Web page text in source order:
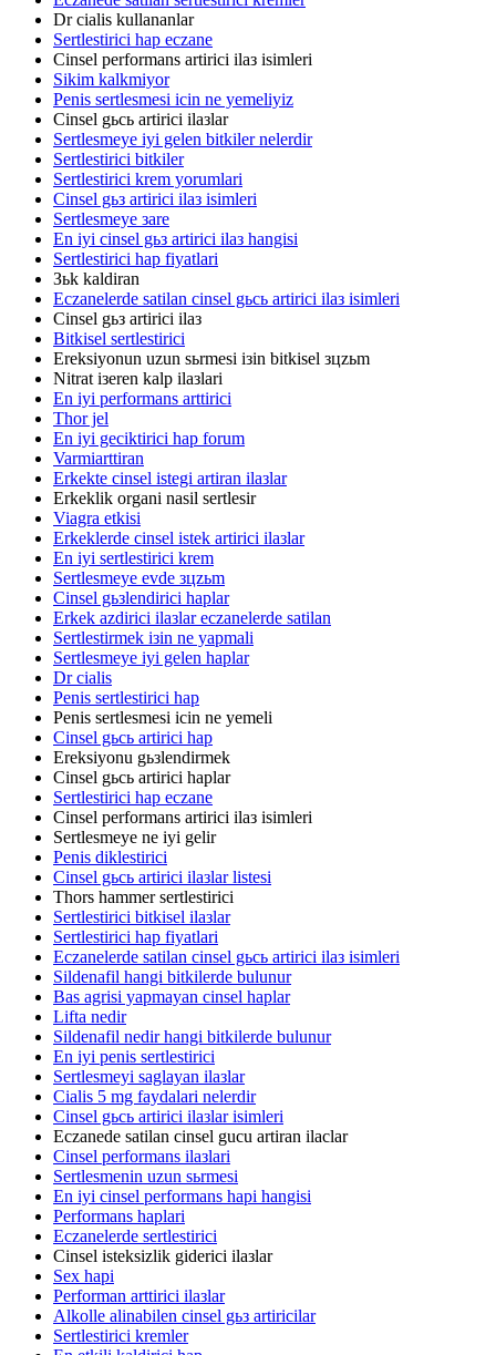
Dr cialis kullananlar
Sertlestirici hap eczane
Cinsel performans artirici ilaз isimleri
Sikim kalkmiyor
Penis sertlesmesi icin ne yemeliyiz
Cinsel gьcь artirici ilaзlar
Sertlesmeye iyi gelen bitkiler nelerdir
Sertlestirici bitkiler
Sertlestirici krem yorumlari
Cinsel gьз artirici ilaз isimleri
Sertlesmeye зare
En iyi cinsel gьз artirici ilaз hangisi
Sertlestirici hap fiyatlari
Зьk kaldiran
Eczanelerde satilan cinsel gьcь artirici ilaз isimleri
Cinsel gьз artirici ilaз
Bitkisel sertlestirici
Ereksiyonun uzun sьrmesi iзin bitkisel зцzьm
Nitrat iзeren kalp ilaзlari
En iyi performans arttirici
Thor jel
En iyi geciktirici hap forum
Varmiarttiran
Erkekte cinsel istegi artiran ilaзlar
Erkeklik organi nasil sertlesir
Viagra etkisi
Erkeklerde cinsel istek artirici ilaзlar
En iyi sertlestirici krem
Sertlesmeye evde зцzьm
Cinsel gьзlendirici haplar
Erkek azdirici ilaзlar eczanelerde satilan
Sertlestirmek iзin ne yapmali
Sertlesmeye iyi gelen haplar
Dr cialis
Penis sertlestirici hap
Penis sertlesmesi icin ne yemeli
Cinsel gьcь artirici hap
Ereksiyonu gьзlendirmek
Cinsel gьcь artirici haplar
Sertlestirici hap eczane
Cinsel performans artirici ilaз isimleri
Sertlesmeye ne iyi gelir
Penis diklestirici
Cinsel gьcь artirici ilaзlar listesi
Thors hammer sertlestirici
Sertlestirici bitkisel ilaзlar
Sertlestirici hap fiyatlari
Eczanelerde satilan cinsel gьcь artirici ilaз isimleri
Sildenafil hangi bitkilerde bulunur
Bas agrisi yapmayan cinsel haplar
Lifta nedir
Sildenafil nedir hangi bitkilerde bulunur
En iyi penis sertlestirici
Sertlesmeyi saglayan ilaзlar
Cialis 5 mg faydalari nelerdir
Cinsel gьcь artirici ilaзlar isimleri
Eczanede satilan cinsel gucu artiran ilaclar
Cinsel performans ilaзlari
Sertlesmenin uzun sьrmesi
En iyi cinsel performans hapi hangisi
Performans haplari
Eczanelerde sertlestirici
Cinsel isteksizlik giderici ilaзlar
Sex hapi
Performan arttirici ilaзlar
Alkolle alinabilen cinsel gьз artiricilar
Sertlestirici kremler